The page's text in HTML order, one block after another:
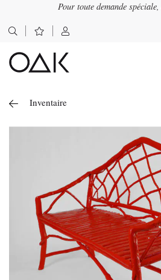
Pour toute demande spéciale,
Rechercher :
Inventaire